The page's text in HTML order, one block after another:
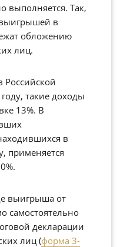
выполняется. Так,
в
обложению
лиц.
такие доходы
13%. В
в
применяется
выигрыша от
самостоятельно
декларации
лиц (форма 3-